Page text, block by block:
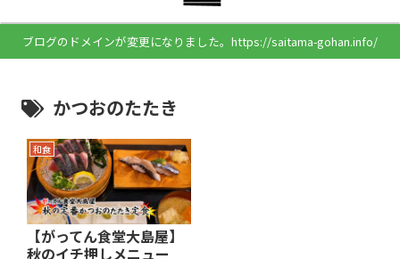
ブログのドメインが変更になりました。https://saitama-gohan.info/
かつおのたたき
和食
【がってん食堂大島屋】
秋のイチ押しメニュー